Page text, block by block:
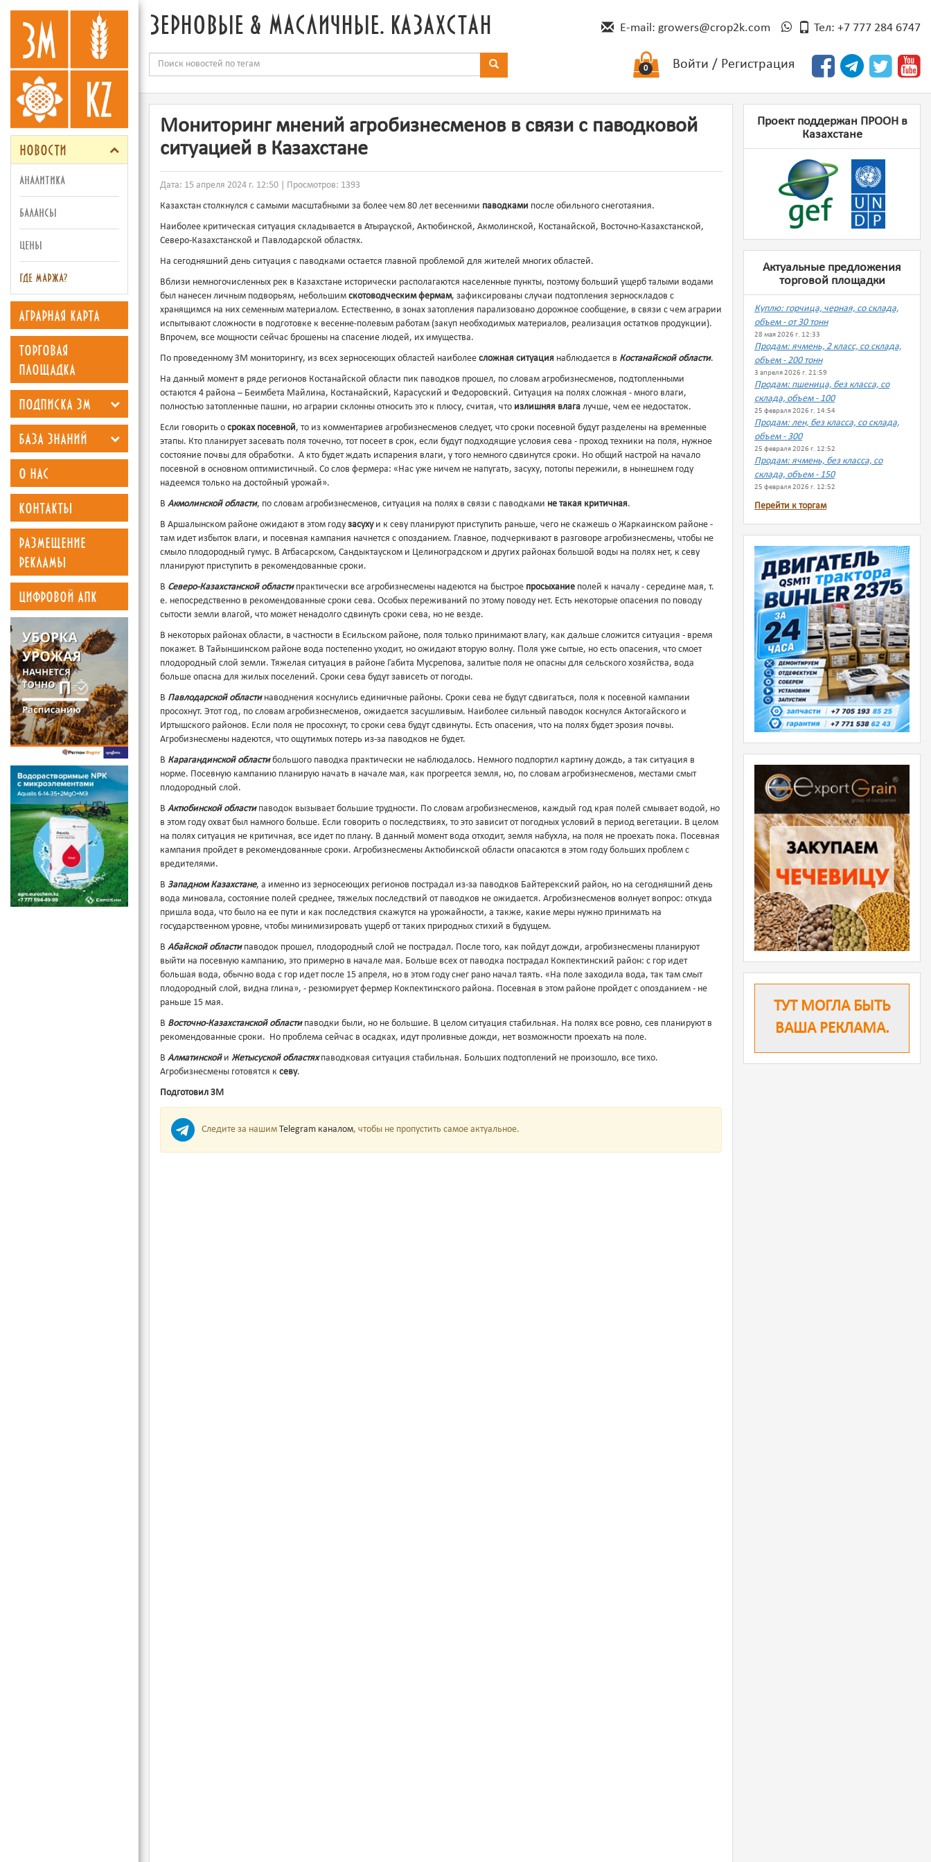
новости
аналитика
балансы
цены
где маржа?
аграрная карта
торговая
площадка
подписка зм
база знаний
о нас
контакты
размещение
рекламы
цифровой апк
зерновые & масличные. казахстан E-mail: growers@crop2k.com Тел: +7 777 284 6747
Войти / Регистрация
0
Мониторинг мнений агробизнесменов в связи с паводковой
ситуацией в Казахстане
Дата: 15 апреля 2024 г. 12:50 | Просмотров: 1393
Казахстан столкнулся с самыми масштабными за более чем 80 лет весенними паводками после обильного снеготаяния.
Наиболее критическая ситуация складывается в Атырауской, Актюбинской, Акмолинской, Костанайской, Восточно-Казахстанской,
Северо-Казахстанской и Павлодарской областях.
На сегодняшний день ситуация с паводками остается главной проблемой для жителей многих областей.
Вблизи немногочисленных рек в Казахстане исторически располагаются населенные пункты, поэтому больший ущерб талыми водами
был нанесен личным подворьям, небольшим скотоводческим фермам, зафиксированы случаи подтопления зерноскладов с
хранящимся на них семенным материалом. Естественно, в зонах затопления парализовано дорожное сообщение, в связи с чем аграрии
испытывают сложности в подготовке к весенне-полевым работам (закуп необходимых материалов, реализация остатков продукции).
Впрочем, все мощности сейчас брошены на спасение людей, их имущества.
По проведенному ЗМ мониторингу, из всех зерносеющих областей наиболее сложная ситуация наблюдается в Костанайской области.
На данный момент в ряде регионов Костанайской области пик паводков прошел, по словам агробизнесменов, подтопленными
остаются 4 района – Беимбета Майлина, Костанайский, Карасуский и Федоровский. Ситуация на полях сложная - много влаги,
полностью затопленные пашни, но аграрии склонны относить это к плюсу, считая, что излишняя влага лучше, чем ее недостаток.
Если говорить о сроках посевной, то из комментариев агробизнесменов следует, что сроки посевной будут разделены на временные
этапы. Кто планирует засевать поля точечно, тот посеет в срок, если будут подходящие условия сева - проход техники на поля, нужное
состояние почвы для обработки. А кто будет ждать испарения влаги, у того немного сдвинутся сроки. Но общий настрой на начало
посевной в основном оптимистичный. Со слов фермера: «Нас уже ничем не напугать, засуху, потопы пережили, в нынешнем году
надеемся только на достойный урожай».
В Акмолинской области, по словам агробизнесменов, ситуация на полях в связи с паводками не такая критичная.
В Аршалынском районе ожидают в этом году засухуи к севу планируют приступить раньше, чего не скажешь о Жаркаинском районе -
там идет избыток влаги, и посевная кампания начнется с опозданием. Главное, подчеркивают в разговоре агробизнесмены, чтобы не
смыло плодородный гумус. В Атбасарском, Сандыктауском и Целиноградском и других районах большой воды на полях нет, к севу
планируют приступить в рекомендованные сроки.
В Северо-Казахстанской области практически все агробизнесмены надеются на быстрое просыхание полей к началу - середине мая, т.
е. непосредственно в рекомендованные сроки сева. Особых переживаний по этому поводу нет. Есть некоторые опасения по поводу
сытости земли влагой, что может ненадолго сдвинуть сроки сева, но не везде.
В некоторых районах области, в частности в Есильском районе, поля только принимают влагу, как дальше сложится ситуация - время
покажет. В Тайыншинском районе вода постепенно уходит, но ожидают вторую волну. Поля уже сытые, но есть опасения, что смоет
плодородный слой земли. Тяжелая ситуация в районе Габита Мусрепова, залитые поля не опасны для сельского хозяйства, вода
больше опасна для жилых поселений. Сроки сева будут зависеть от погоды.
В Павлодарской областинаводнения коснулись единичные районы. Сроки сева не будут сдвигаться, поля к посевной кампании
просохнут. Этот год, по словам агробизнесменов, ожидается засушливым. Наиболее сильный паводок коснулся Актогайского и
Иртышского районов. Если поля не просохнут, то сроки сева будут сдвинуты. Есть опасения, что на полях будет эрозия почвы.
Агробизнесмены надеются, что ощутимых потерь из-за паводков не будет.
В Карагандинской областибольшого паводка практически не наблюдалось. Немного подпортил картину дождь, а так ситуация в
норме. Посевную кампанию планирую начать в начале мая, как прогреется земля, но, по словам агробизнесменов, местами смыт
плодородный слой.
В Актюбинской областипаводок вызывает большие трудности. По словам агробизнесменов, каждый год края полей смывает водой, но
в этом году охват был намного больше. Если говорить о последствиях, то это зависит от погодных условий в период вегетации. В целом
на полях ситуация не критичная, все идет по плану. В данный момент вода отходит, земля набухла, на поля не проехать пока. Посевная
кампания пройдет в рекомендованные сроки. Агробизнесмены Актюбинской области опасаются в этом году больших проблем с
вредителями.
В Западном Казахстане, а именно из зерносеющих регионов пострадал из-за паводков Байтерекский район, но на сегодняшний день
вода миновала, состояние полей среднее, тяжелых последствий от паводков не ожидается. Агробизнесменов волнует вопрос: откуда
пришла вода, что было на ее пути и как последствия скажутся на урожайности, а также, какие меры нужно принимать на
государственном уровне, чтобы минимизировать ущерб от таких природных стихий в будущем.
В Абайской областипаводок прошел, плодородный слой не пострадал. После того, как пойдут дожди, агробизнесмены планируют
выйти на посевную кампанию, это примерно в начале мая. Больше всех от паводка пострадал Кокпектинский район: с гор идет
большая вода, обычно вода с гор идет после 15 апреля, но в этом году снег рано начал таять. «На поле заходила вода, так там смыт
плодородный слой, видна глина», - резюмирует фермер Кокпектинского района. Посевная в этом районе пройдет с опозданием - не
раньше 15 мая.
В Восточно-Казахстанской областипаводки были, но не большие. В целом ситуация стабильная. На полях все ровно, сев планируют в
рекомендованные сроки. Но проблема сейчас в осадках, идут проливные дожди, нет возможности проехать на поле.
В Алматинскойи Жетысуской областяхпаводковая ситуация стабильная. Больших подтоплений не произошло, все тихо.
Агробизнесмены готовятся к севу.
Подготовил ЗМ
Следите за нашим Telegram каналом, чтобы не пропустить самое актуальное.
Проект поддержан ПРООН в
Казахстане
Актуальные предложения
торговой площадки
Куплю: горчица, черная, со склада,
объем - от 30 тонн
28 мая 2026 г. 12:33
Продам: ячмень, 2 класс, со склада,
объем - 200 тонн
3 апреля 2026 г. 21:59
Продам: пшеница, без класса, со
склада, объем - 100
25 февраля 2026 г. 14:54
Продам: лен, без класса, со склада,
объем - 300
25 февраля 2026 г. 12:52
Продам: ячмень, без класса, со
склада, объем - 150
25 февраля 2026 г. 12:52
Перейти к торгам
ТУТ МОГЛА БЫТЬ
ВАША РЕКЛАМА.